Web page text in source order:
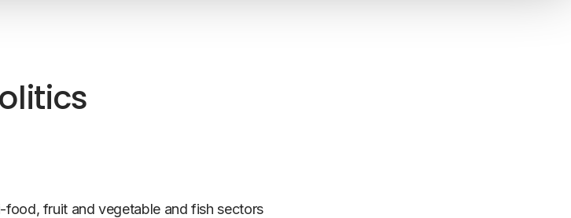
food, fruit and vegetable and fish sectors